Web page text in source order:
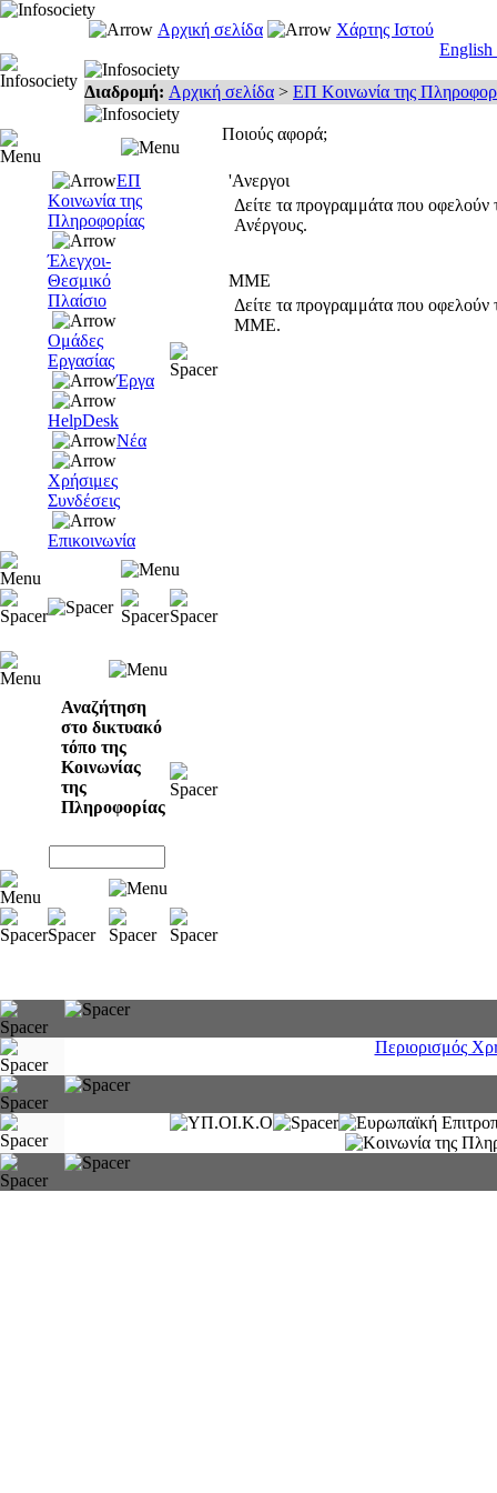
Αρχική σελίδα
Χάρτης Ιστού
English
Διαδρομή: Αρχική σελίδα > ΕΠ Κοινωνία της
ΕΠ
Κοινωνία της
Πληροφορίας
Έλεγχοι-
Θεσμικό
Πλαίσιο
Ομάδες
Εργασίας
Έργα
HelpDesk
Νέα
Χρήσιμες
Συνδέσεις
Επικοινωνία
Αναζήτηση
στο δικτυακό
τόπο της
Κοινωνίας
της
Πληροφορίας
Ποιούς αφορά;
'Ανεργοι
Δείτε τα προγραμμάτα που οφελούν
Ανέργους.
ΜΜΕ
Δείτε τα προγραμμάτα που οφελούν
ΜΜΕ.
Περιορισμός